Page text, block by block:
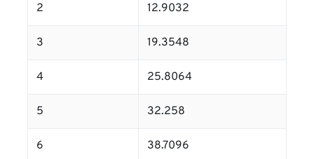
2 12.9032
3 19.3548
4 25.8064
5 32.258
6 38.7096